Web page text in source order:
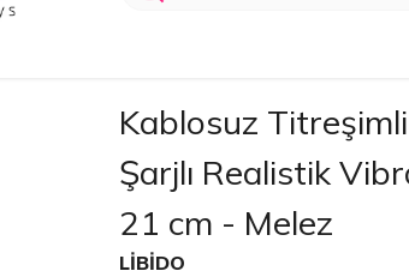
Kablosuz
Şarjlı Realistik
21 cm - Melez
LİBİDO